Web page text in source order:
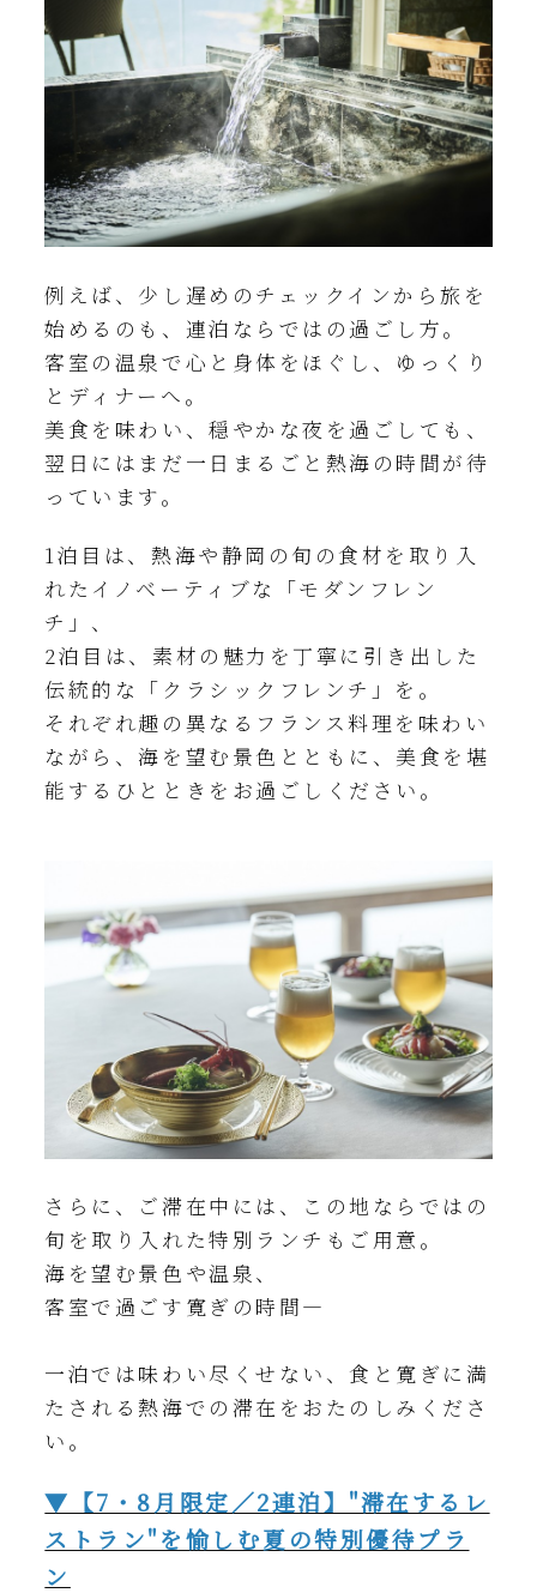
例えば、少し遅めのチェックインから旅を
始めるのも、連泊ならではの過ごし方。
客室の温泉で心と身体をほぐし、ゆっくり
とディナーへ。
美食を味わい、穏やかな夜を過ごしても、
翌日にはまだ一日まるごと熱海の時間が待
っています。
1泊目は、熱海や静岡の旬の食材を取り入
れたイノベーティブな「モダンフレン
チ」、
2泊目は、素材の魅力を丁寧に引き出した
伝統的な「クラシックフレンチ」を。
それぞれ趣の異なるフランス料理を味わい
ながら、海を望む景色とともに、美食を堪
能するひとときをお過ごしください。
さらに、ご滞在中には、この地ならではの
旬を取り入れた特別ランチもご用意。
海を望む景色や温泉、
客室で過ごす寛ぎの時間—
一泊では味わい尽くせない、食と寛ぎに満
たされる熱海での滞在をおたのしみくださ
い。
▼【7・8月限定／2連泊】"滞在するレ
ストラン"を愉しむ夏の特別優待プラ
ン